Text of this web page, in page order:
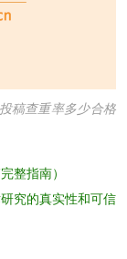
稿查重率多少合格
整指南）
究的真实性和可信